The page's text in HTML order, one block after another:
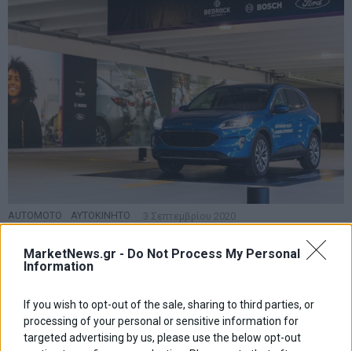
MarketNews.gr - Do Not Process My Personal
Information
If you wish to opt-out of the sale, sharing to third parties, or
processing of your personal or sensitive information for
targeted advertising by us, please use the below opt-out
AUTOMOTO ΑΥΤΟΚΙΝΗΤΟ 3 Σεπτεμβρίου 2020
Πολλοί άνθρωποι απολαμβάνουν την οδήγηση, όχι όμως και τη
διαδικασία στάθμευσης. Γιατί λοιπόν να μην εκτελεί το όχημα